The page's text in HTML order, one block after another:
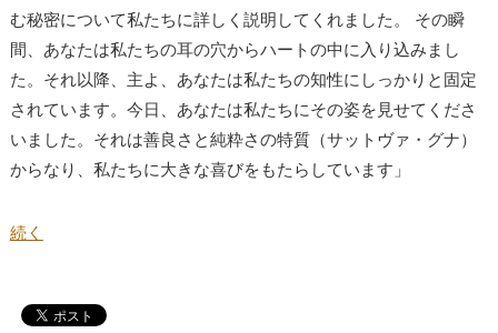
む秘密について私たちに詳しく説明してくれました。 その瞬
間、あなたは私たちの耳の穴からハートの中に入り込みまし
た。それ以降、主よ、あなたは私たちの知性にしっかりと固定
されています。今日、あなたは私たちにその姿を見せてくださ
いました。それは善良さと純粋さの特質（サットヴァ・グナ）
からなり、私たちに大きな喜びをもたらしています」
続く